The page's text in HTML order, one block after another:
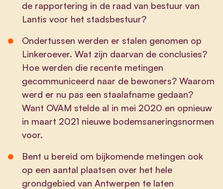
de rapportering in de raad van bestuur van
Lantis voor het stadsbestuur?
Ondertussen werden er stalen genomen op
Linkeroever. Wat zijn daarvan de conclusies?
Hoe werden die recente metingen
gecommuniceerd naar de bewoners? Waarom
werd er nu pas een staalafname gedaan?
Want OVAM stelde al in mei 2020 en opnieuw
in maart 2021 nieuwe bodemsaneringsnormen
voor.
Bent u bereid om bijkomende metingen ook
op een aantal plaatsen over het hele
grondgebied van Antwerpen te laten